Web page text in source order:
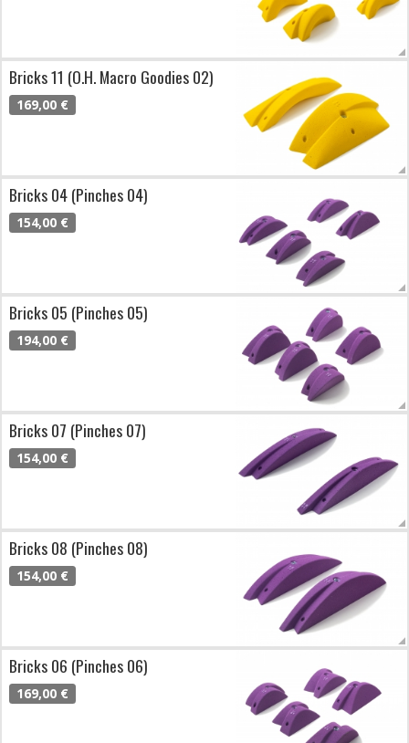
Bricks 11 (O.H. Macro Goodies 02)
169,00 €
Bricks 04 (Pinches 04)
154,00 €
Bricks 05 (Pinches 05)
194,00 €
Bricks 07 (Pinches 07)
154,00 €
Bricks 08 (Pinches 08)
154,00 €
Bricks 06 (Pinches 06)
169,00 €